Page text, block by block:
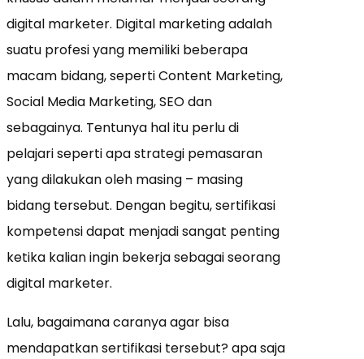
digital marketer. Digital marketing adalah
suatu profesi yang memiliki beberapa
macam bidang, seperti Content Marketing,
Social Media Marketing, SEO dan
sebagainya. Tentunya hal itu perlu di
pelajari seperti apa strategi pemasaran
yang dilakukan oleh masing – masing
bidang tersebut. Dengan begitu, sertifikasi
kompetensi dapat menjadi sangat penting
ketika kalian ingin bekerja sebagai seorang
digital marketer.
Lalu, bagaimana caranya agar bisa
mendapatkan sertifikasi tersebut? apa saja